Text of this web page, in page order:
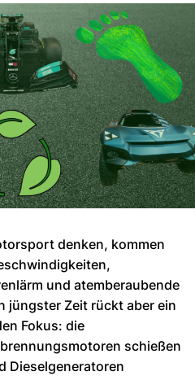
denken, kommen
und atemberaubende
jüngster Zeit rückt aber ein
Fokus: die
schießen
Dieselgeneratoren